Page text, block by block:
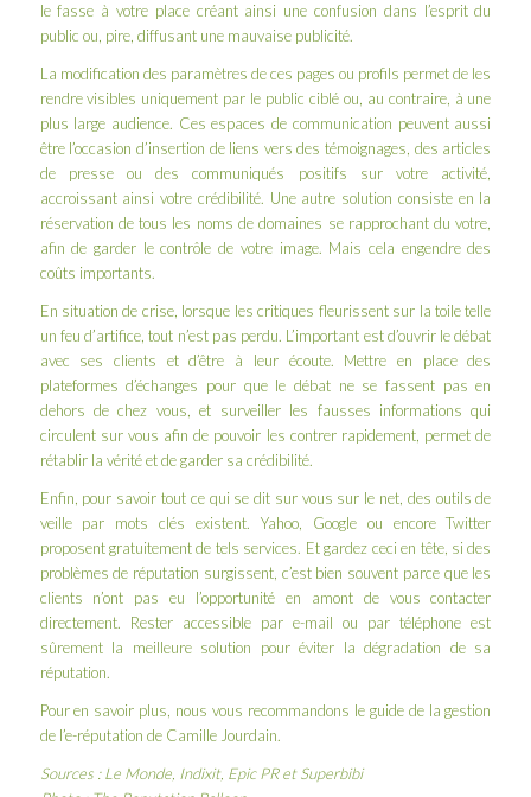
le fasse à votre place créant ainsi une confusion dans l’esprit du
public ou, pire, diffusant une mauvaise publicité.
La modification des paramètres de ces pages ou profils permet de les
rendre visibles uniquement par le public ciblé ou, au contraire, à une
plus large audience. Ces espaces de communication peuvent aussi
être l’occasion d’insertion de liens vers des témoignages, des articles
de presse ou des communiqués positifs sur votre activité,
accroissant ainsi votre crédibilité. Une autre solution consiste en la
réservation de tous les noms de domaines se rapprochant du votre,
afin de garder le contrôle de votre image. Mais cela engendre des
coûts importants.
En situation de crise, lorsque les critiques fleurissent sur la toile telle
un feu d’artifice, tout n’est pas perdu. L’important est d’ouvrir le débat
avec ses clients et d’être à leur écoute. Mettre en place des
plateformes d’échanges pour que le débat ne se fassent pas en
dehors de chez vous, et surveiller les fausses informations qui
circulent sur vous afin de pouvoir les contrer rapidement, permet de
rétablir la vérité et de garder sa crédibilité.
Enfin, pour savoir tout ce qui se dit sur vous sur le net, des outils de
veille par mots clés existent. Yahoo, Google ou encore Twitter
proposent gratuitement de tels services. Et gardez ceci en tête, si des
problèmes de réputation surgissent, c’est bien souvent parce que les
clients n’ont pas eu l’opportunité en amont de vous contacter
directement. Rester accessible par e-mail ou par téléphone est
sûrement la meilleure solution pour éviter la dégradation de sa
réputation.
Pour en savoir plus, nous vous recommandons le guide de la gestion
de l’e-réputation de Camille Jourdain.
Sources :Le Monde, Indixit, Epic PRetSuperbibi